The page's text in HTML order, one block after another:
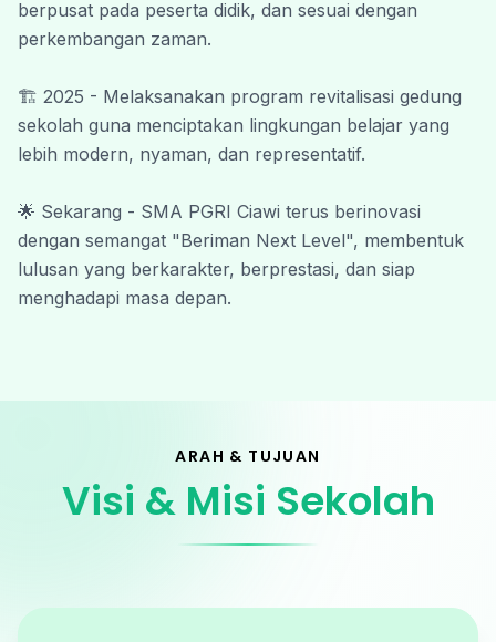
Wassalamu’alaikum Warahmatullahi
#SmapiBeriman #SmapiNextLevel
berpusat pada peserta didik, dan sesuai dengan
perkembangan zaman.
🏗️ 2025 - Melaksanakan program revitalisasi gedung
sekolah guna menciptakan lingkungan belajar yang
lebih modern, nyaman, dan representatif.
🌟 Sekarang - SMA PGRI Ciawi terus berinovasi
dengan semangat "Beriman Next Level", membentuk
lulusan yang berkarakter, berprestasi, dan siap
menghadapi masa depan.
ARAH & TUJUAN
Visi & Misi Sekolah